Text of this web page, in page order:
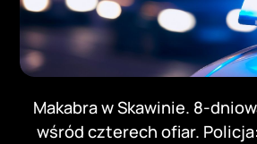
Makabra w Skawinie. 8-
wśród czterech ofiar.